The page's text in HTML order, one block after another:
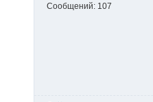
Сообщений: 107